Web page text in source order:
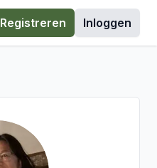
Registreren Inloggen